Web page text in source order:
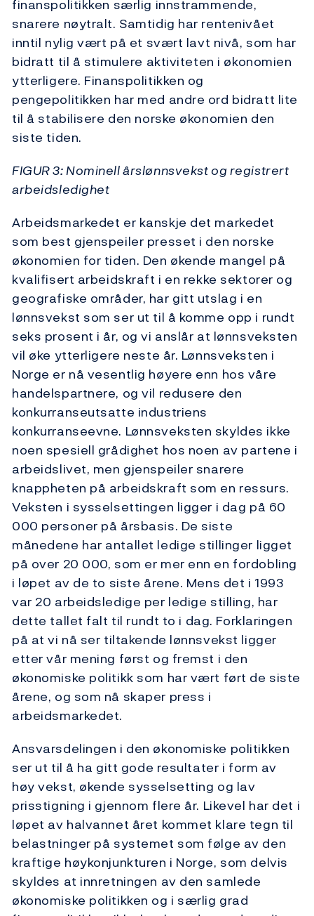
finanspolitikken særlig innstrammende,
snarere nøytralt. Samtidig har rentenivået
inntil nylig vært på et svært lavt nivå, som har
bidratt til å stimulere aktiviteten i økonomien
ytterligere. Finanspolitikken og
pengepolitikken har med andre ord bidratt lite
til å stabilisere den norske økonomien den
siste tiden.
FIGUR 3: Nominell årslønnsvekst og registrert
arbeidsledighet
Arbeidsmarkedet er kanskje det markedet
som best gjenspeiler presset i den norske
økonomien for tiden. Den økende mangel på
kvalifisert arbeidskraft i en rekke sektorer og
geografiske områder, har gitt utslag i en
lønnsvekst som ser ut til å komme opp i rundt
seks prosent i år, og vi anslår at lønnsveksten
vil øke ytterligere neste år. Lønnsveksten i
Norge er nå vesentlig høyere enn hos våre
handelspartnere, og vil redusere den
konkurranseutsatte industriens
konkurranseevne. Lønnsveksten skyldes ikke
noen spesiell grådighet hos noen av partene i
arbeidslivet, men gjenspeiler snarere
knappheten på arbeidskraft som en ressurs.
Veksten i sysselsettingen ligger i dag på 60
000 personer på årsbasis. De siste
månedene har antallet ledige stillinger ligget
på over 20 000, som er mer enn en fordobling
i løpet av de to siste årene. Mens det i 1993
var 20 arbeidsledige per ledige stilling, har
dette tallet falt til rundt to i dag. Forklaringen
på at vi nå ser tiltakende lønnsvekst ligger
etter vår mening først og fremst i den
økonomiske politikk som har vært ført de siste
årene, og som nå skaper press i
arbeidsmarkedet.
Ansvarsdelingen i den økonomiske politikken
ser ut til å ha gitt gode resultater i form av
høy vekst, økende sysselsetting og lav
prisstigning i gjennom flere år. Likevel har det i
løpet av halvannet året kommet klare tegn til
belastninger på systemet som følge av den
kraftige høykonjunkturen i Norge, som delvis
skyldes at innretningen av den samlede
økonomiske politikken og i særlig grad